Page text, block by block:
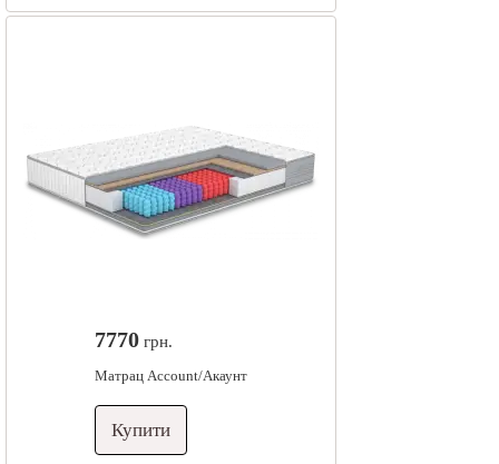
7770 грн.
Матрац Account/Акаунт
Купити